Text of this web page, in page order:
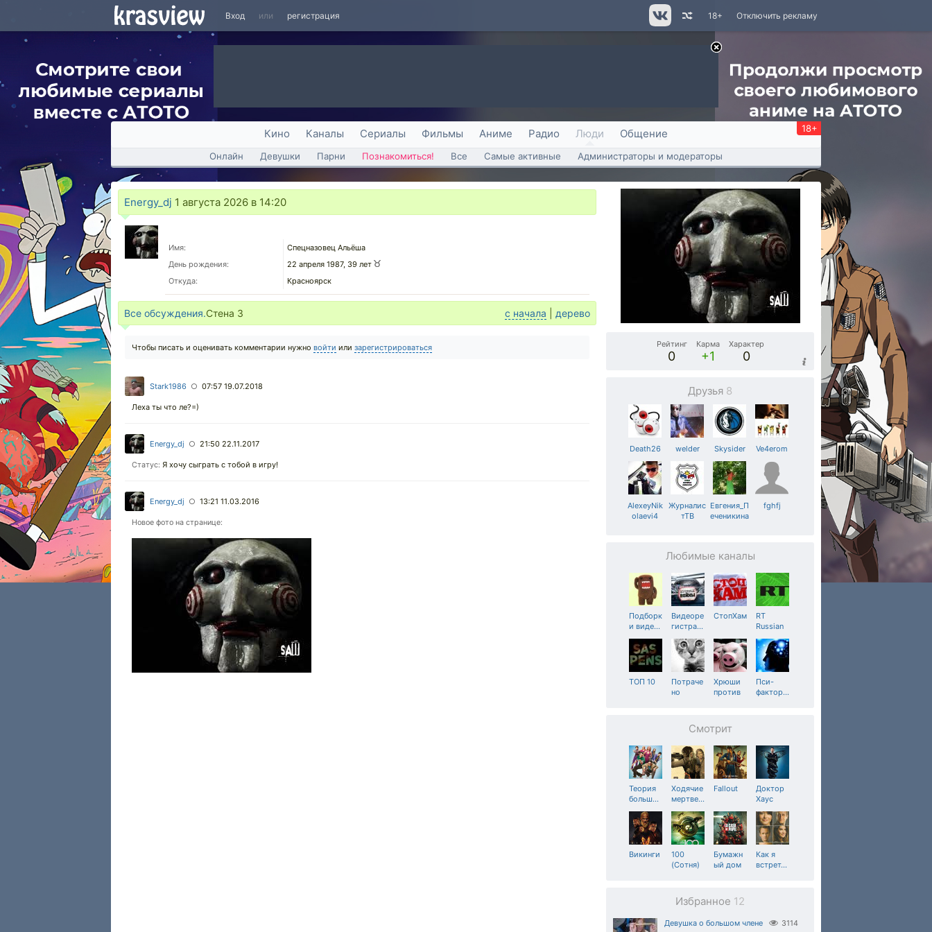
Вход или регистрация Отключить рекламу
18+
Кино Каналы Сериалы Фильмы Аниме Радио Люди Общение 18+
Онлайн Девушки Парни Познакомиться! Все Самые активные Администраторы и модераторы
Energy_dj 1 августа 2026 в 14:20
Имя:
Спецназовец Альёша
День рождения:
22 апреля 1987, 39 лет
Откуда:
Красноярск
Все обсуждения.Стена 3 с начала дерево
Чтобы писать и оценивать комментарии нужно войти или зарегистрироваться
Stark1986 ○ 07:57 19.07.2018
Леха ты что ле?=)
Energy_dj ○ 21:50 22.11.2017
Статус: Я хочу сыграть с тобой в игру!
Energy_dj ○ 13:21 11.03.2016
Новое фото на странице:
Рейтинг
0
Карма
+1
Характер
0
Друзья 8
Death26 welder Skysider Ve4erom
AlexeyNik
olaevi4
Журналис
тТВ
Евгения_П
еченикина
fghfj
Любимые каналы
Подборк
и виде…
Видеоре
гистра…
СтопХам
RT
Russian
ТОП 10
Потраче
но
Хрюши
против
Пси-
фактор…
Смотрит
Теория
больш…
Ходячие
мертве…
Fallout
Доктор
Хаус
Викинги
100
(Сотня)
Бумажн
ый дом
Как я
встрет…
Избранное 12
Девушка о большом члене 3114